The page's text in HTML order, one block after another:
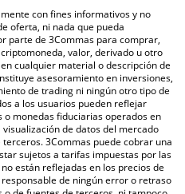
de precios de Bitlayer que
el último precio de Bitlayer en
y criptomonedas.
con fines informativos y no
oferta, ni nada que pueda
parte de 3Commas para comprar,
valor, derivado u otro
cualquier material o descripción de
asesoramiento en inversiones,
de trading ni ningún otro tipo de
a los usuarios pueden reflejar
monedas fiduciarias operados en
de datos del mercado
3Commas puede cobrar una
sujetos a tarifas impuestas por las
están reflejadas en los precios de
de ningún error o retraso